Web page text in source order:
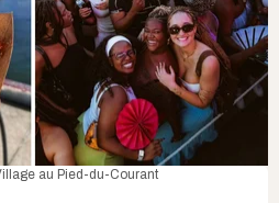
au Pied-du-Courant